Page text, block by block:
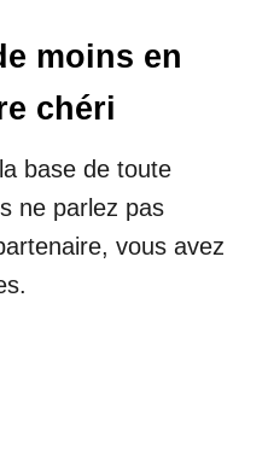
moins en
chéri
base de toute
ne parlez pas
vous avez